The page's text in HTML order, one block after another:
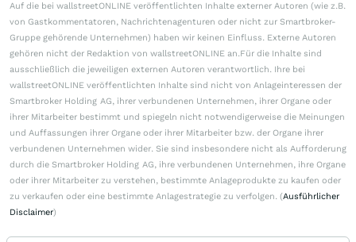
Auf die bei wallstreetONLINE veröffentlichten Inhalte externer Autoren (wie z.B.
von Gastkommentatoren, Nachrichtenagenturen oder nicht zur Smartbroker-
Gruppe gehörende Unternehmen) haben wir keinen Einfluss. Externe Autoren
gehören nicht der Redaktion von wallstreetONLINE an.Für die Inhalte sind
ausschließlich die jeweiligen externen Autoren verantwortlich. Ihre bei
wallstreetONLINE veröffentlichten Inhalte sind nicht von Anlageinteressen der
Smartbroker Holding AG, ihrer verbundenen Unternehmen, ihrer Organe oder
ihrer Mitarbeiter bestimmt und spiegeln nicht notwendigerweise die Meinungen
und Auffassungen ihrer Organe oder ihrer Mitarbeiter bzw. der Organe ihrer
verbundenen Unternehmen wider. Sie sind insbesondere nicht als Aufforderung
durch die Smartbroker Holding AG, ihre verbundenen Unternehmen, ihre Organe
oder ihrer Mitarbeiter zu verstehen, bestimmte Anlageprodukte zu kaufen oder
zu verkaufen oder eine bestimmte Anlagestrategie zu verfolgen. (Ausführlicher
Disclaimer)